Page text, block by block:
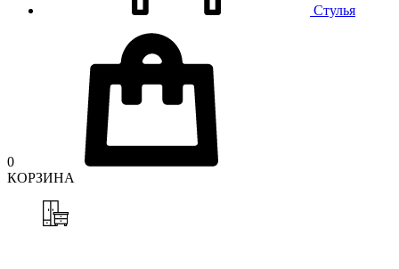
Стулья
0
КОРЗИНА